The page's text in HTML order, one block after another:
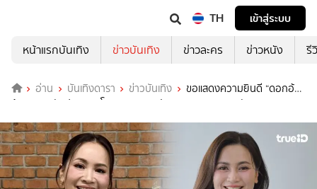
TH
เข้าสู่ระบบ
หน้าแรกบันเทิง
ข่าวบันเทิง ข่าวละคร ข่าวหนัง รี
อ่าน บันเทิงดารา ข่าวบันเทิง
ขอแสดงความยินดี “ดอกอ้อ–
ก้านตอง” รับปริญญาโท จาก มหาจุฬาลงกรณราชวิทยาลัย